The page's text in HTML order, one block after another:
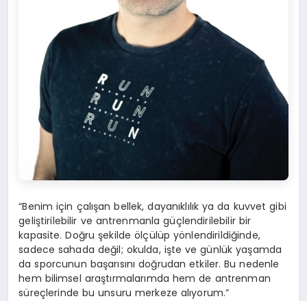
“Benim için çalışan bellek, dayanıklılık ya da kuvvet gibi
geliştirilebilir ve antrenmanla güçlendirilebilir bir
kapasite. Doğru şekilde ölçülüp yönlendirildiğinde,
sadece sahada değil; okulda, işte ve günlük yaşamda
da sporcunun başarısını doğrudan etkiler. Bu nedenle
hem bilimsel araştırmalarımda hem de antrenman
süreçlerinde bu unsuru merkeze alıyorum.”